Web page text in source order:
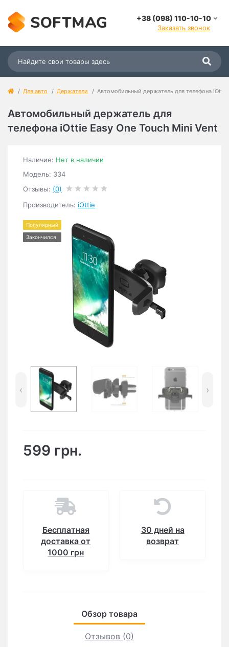
+38 (098) 110-10-10
Заказать звонок
Для авто Держатели Автомобильный держатель для телефона iOttie
Автомобильный держатель для
телефона iOttie Easy One Touch Mini Vent
Наличие: Нет в наличии
Модель: 334
Отзывы: (0)
Производитель: iOttie
Популярный
Закончился
‹ ›
599 грн.
Бесплатная
доставка от
1000 грн
30 дней на
возврат
Обзор товара
Отзывов (0)